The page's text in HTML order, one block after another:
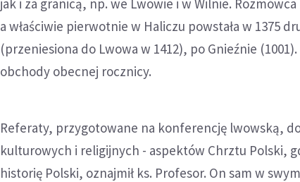
a właściwie pierwotnie w Haliczu powstała w 1375
(przeniesiona do Lwowa w 1412), po Gnieźnie
obchody obecnej rocznicy.
Referaty, przygotowane na konferencję lwowską,
kulturowych i religijnych - aspektów Chrztu Polski,
historię Polski, oznajmił ks. Profesor. On sam w